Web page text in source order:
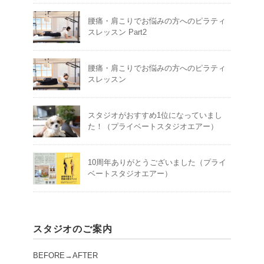
腰痛・肩こりでお悩みの方へのピラティ
スレッスン Part2
腰痛・肩こりでお悩みの方へのピラティ
スレッスン
スタジオがおすすめ1位になっていまし
た！（プライベートスタジオエアー）
10周年ありがとうございました（プライ
ベートスタジオエアー）
スタジオのご案内
BEFORE→AFTER